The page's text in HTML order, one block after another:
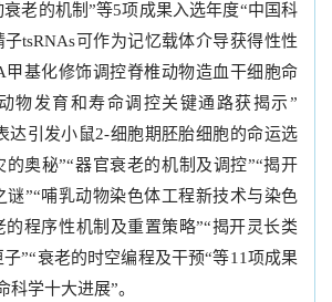
老的机制”等5项成果入选年度“中国科
子tsRNAs可作为记忆载体介导获得性性
甲基化修饰调控脊椎动物造血干细胞命
物发育和寿命调控关键通路获揭示”
达引发小鼠2-细胞期胚胎细胞的命运选
的奥秘”“器官衰老的机制及调控”“揭开
谜”“哺乳动物染色体工程新技术与染色
的程序性机制及重置策略”“揭开灵长类
”“衰老的时空编程及干预“等11项成果
科学十大进展”。